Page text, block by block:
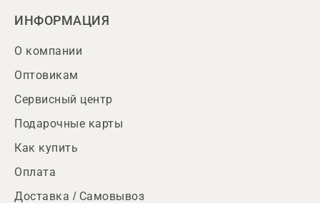
ИНФОРМАЦИЯ
О компании
Оптовикам
Сервисный центр
Подарочные карты
Как купить
Оплата
Доставка / Самовывоз